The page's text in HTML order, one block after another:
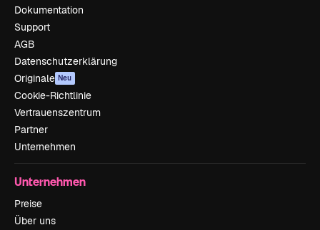
Dokumentation
Support
AGB
Datenschutzerklärung
Originale Neu
Cookie-Richtlinie
Vertrauenszentrum
Partner
Unternehmen
Unternehmen
Preise
Über uns